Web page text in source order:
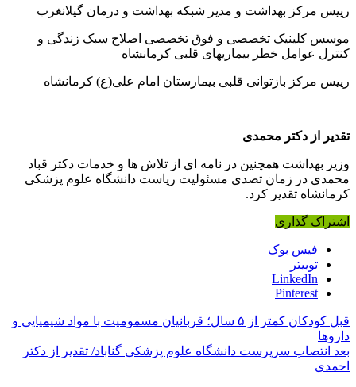
رییس مرکز بهداشت و مدیر شبکه بهداشت و درمان گیلانغرب
موسس کلینیک تخصصی و فوق تخصصی اصلاح سبک زندگی و
کنترل عوامل خطر بیماریهای قلبی کرمانشاه
رییس مرکز بازتوانی قلبی بیمارستان امام علی(ع) کرمانشاه
تقدیر از دکتر محمدی
وزیر بهداشت همچنین در نامه ای از تلاش ها و خدمات دکتر قباد
محمدی در زمان تصدی مسئولیت ریاست دانشگاه علوم پزشکی
کرمانشاه تقدیر کرد.
اشتراک گذاری
فیس بوک
توییتر
LinkedIn
Pinterest
قبل
کودکان کمتر از ۵ سال؛ قربانیان مسمومیت با مواد شیمیایی و
داروها
بعد انتصاب سرپرست دانشگاه علوم پزشکی گناباد/ تقدیر از دکتر
احمدی